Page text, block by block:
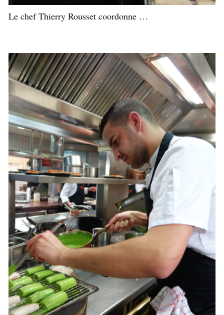
Le chef Thierry Rousset coordonne …